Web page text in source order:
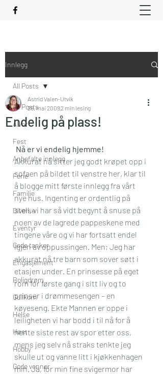
Innlegg
All Posts
Alvor
Fest
Anbefalte innlegg
Ferie
Familie
Diverse
Eventyr
Gode tanker
Engasjement
Boligdrøm
Gullkorn
Helse
Høst
Hobby
Gode venner
All Posts
Endelig på plass!
Astrid Valen-Utvik
29. mai 20092 min lesing
Nå er vi endelig hjemme!
Akkurat nå sitter jeg godt krøpet opp i
sofaen på bildet til venstre her, klar til
å blogge mitt første innlegg fra vårt
nye hus. Ingenting er ordentlig på
stell, vi har så vidt begynt å snuse på
noen av de lagrede pappeskene med
tingene våre og vi har fortsatt endel
igjen av oppussingen. Men; Jeg har
akkurat nå tre barn som sover søtt i
etasjen under. En prinsesse på eget
rom for første gang i sitt liv og to
prinser i drømmesengen – en
køyeseng. Ekte Mannen er oppe i
leiligheten vi har bodd i til nå for å
hente siste rest av spor etter oss,
mens jeg selv nå straks tenkte jeg
skulle ut og vanne litt i kjøkkenhagen
min. Ja, for min fine svigermor har